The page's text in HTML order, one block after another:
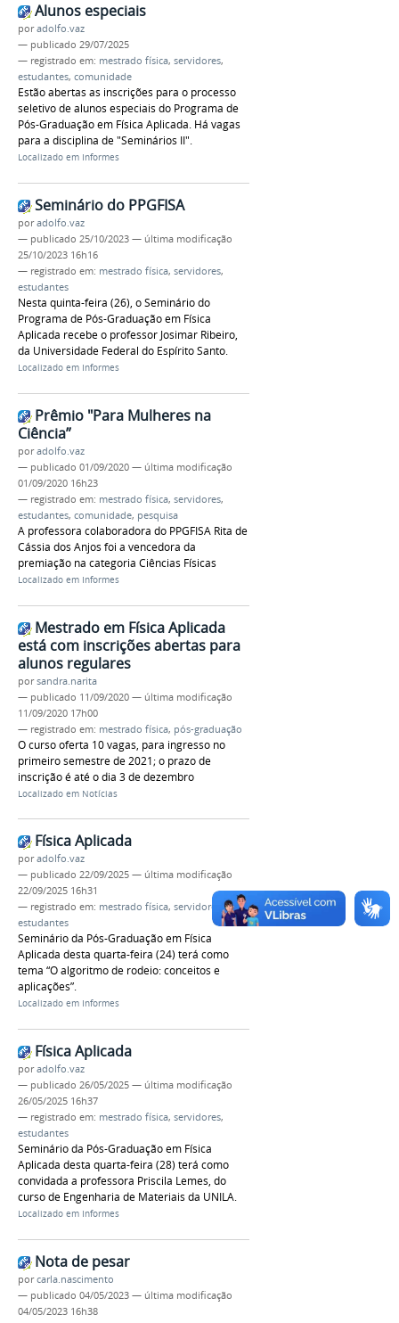
Alunos especiais
poradolfo.vaz
— publicado 29/07/2025
— registrado em: mestrado física, servidores,
estudantes, comunidade
Estão abertas as inscrições para o processo
seletivo de alunos especiais do Programa de
Pós-Graduação em Física Aplicada. Há vagas
para a disciplina de "Seminários II".
Localizado em Informes
Seminário do PPGFISA
poradolfo.vaz
— publicado 25/10/2023 — última modificação
25/10/2023 16h16
— registrado em: mestrado física, servidores,
estudantes
Nesta quinta-feira (26), o Seminário do
Programa de Pós-Graduação em Física
Aplicada recebe o professor Josimar Ribeiro,
da Universidade Federal do Espírito Santo.
Localizado em Informes
Prêmio "Para Mulheres na
Ciência”
poradolfo.vaz
— publicado 01/09/2020 — última modificação
01/09/2020 16h23
— registrado em: mestrado física, servidores,
estudantes, comunidade, pesquisa
A professora colaboradora do PPGFISA Rita de
Cássia dos Anjos foi a vencedora da
premiação na categoria Ciências Físicas
Localizado em Informes
Mestrado em Física Aplicada
está com inscrições abertas para
alunos regulares
porsandra.narita
— publicado 11/09/2020 — última modificação
11/09/2020 17h00
— registrado em: mestrado física, pós-graduação
O curso oferta 10 vagas, para ingresso no
primeiro semestre de 2021; o prazo de
inscrição é até o dia 3 de dezembro
Localizado em Notícias
Física Aplicada
poradolfo.vaz
— publicado 22/09/2025 — última modificação
22/09/2025 16h31
— registrado em: mestrado física, servidores
,
estudantes
Seminário da Pós-Graduação em Física
Aplicada desta quarta-feira (24) terá como
tema “O algoritmo de rodeio: conceitos e
aplicações”.
Localizado em Informes
Física Aplicada
poradolfo.vaz
— publicado 26/05/2025 — última modificação
26/05/2025 16h37
— registrado em: mestrado física, servidores,
estudantes
Seminário da Pós-Graduação em Física
Aplicada desta quarta-feira (28) terá como
convidada a professora Priscila Lemes, do
curso de Engenharia de Materiais da UNILA.
Localizado em Informes
Nota de pesar
porcarla.nascimento
— publicado 04/05/2023 — última modificação
04/05/2023 16h38